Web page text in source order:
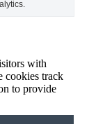
with
cookies track
to provide